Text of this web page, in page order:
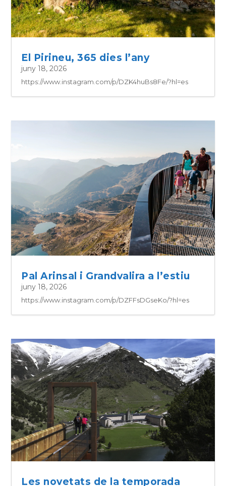
El Pirineu, 365 dies l’any
juny 18, 2026
https://www.instagram.com/p/DZK4huBs8Fe/?hl=es
Pal Arinsal i Grandvalira a l’estiu
juny 18, 2026
https://www.instagram.com/p/DZFFsDGseKo/?hl=es
Les novetats de la temporada